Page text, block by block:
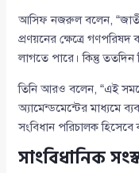
আসিফ নজরুল বলেন,
প্রণয়নের ক্ষেত্রে
লাগতে পারে। কিন্তু
তিনি আরও বলেন, “এই
অ্যামেন্ডমেন্টের মাধ্যমে
সংবিধান পরিচালক
সাংবিধানিক